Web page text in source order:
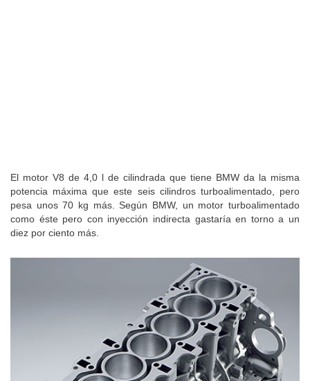
El motor V8 de 4,0 l de cilindrada que tiene BMW da la misma
potencia máxima que este seis cilindros turboalimentado, pero
pesa unos 70 kg más. Según BMW, un motor turboalimentado
como éste pero con inyección indirecta gastaría en torno a un
diez por ciento más.